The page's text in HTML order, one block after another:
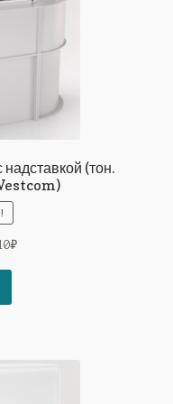
(тон.
₽Текущая